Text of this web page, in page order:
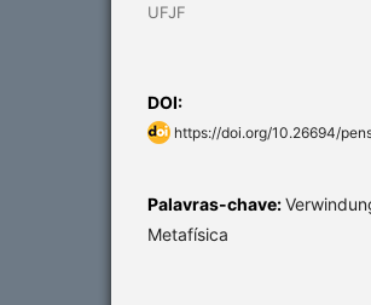
UFJF
DOI:
https://doi.org/10.26694/
Palavras-chave:
Metafísica